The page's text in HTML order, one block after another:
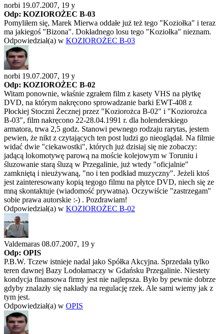
norbi 19.07.2007, 19 y
Odp: KOZIOROŻEC B-03
Pomyliłem się, Marek Mierwa oddałe już też tego "Koziołka" i teraz
ma jakiegoś "Bizona". Dokładnego losu tego "Koziołka" nieznam.
Odpowiedział(a) w KOZIOROŻEC B-03
norbi 19.07.2007, 19 y
Odp: KOZIOROŻEC B-02
Witam ponownie, właśnie zgrałem film z kasety VHS na płytkę
DVD, na którym nakręcono sprowadzanie barki EWT-408 z
Płockiej Stoczni Żecznej przez "Koziorożca B-02" i "Koziorożca
B-03", film nakręcono 22-28.04.1991 r. dla holenderskiego
armatora, trwa 2,5 godz. Stanowi pewnego rodzaju rarytas, jestem
pewien, że nikt z czytających ten post ludzi go nieoglądał. Na filmie
widać dwie "ciekawostki", których już dzisiaj się nie zobaczy:
jadącą lokomotywę parową na moście kolejowym w Toruniu i
śluzowanie starą śluzą w Przegalinie, już wtedy "oficjalnie"
zamkniętą i nieużywaną, "no i ten podkład muzyczny". Jeżeli ktoś
jest zainteresowany kopią tegogo filmu na płytce DVD, niech się ze
mną skontaktuje (wiadomość prywatna). Oczywiście "zastrzegam"
sobie prawa autorskie :-) . Pozdrawiam!
Odpowiedział(a) w KOZIOROŻEC B-02
Valdemaras 08.07.2007, 19 y
Odp: OPIS
P.B.W. Tczew istnieje nadal jako Spółka Akcyjna. Sprzedała tylko
teren dawnej Bazy Lodołamaczy w Gdańsku Przegalinie. Niestety
kondycja finansowa firmy jest nie najlepsza. Było by pewnie dobrze
gdyby znalazły się nakłady na regulację rzek. Ale sami wiemy jak z
tym jest.
Odpowiedział(a) w OPIS